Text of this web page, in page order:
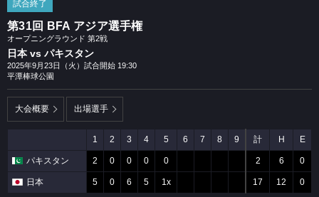
試合終了
第31回 BFA アジア選手権
オープニングラウンド 第2戦
日本 vs パキスタン
2025年9月23日（火）試合開始 19:30
平潭棒球公園
大会概要 出場選手
1 2 3 4 5 6 7 8 9 計 H E
パキスタン 2 0 0 0 0 2 6 0
日本 5 0 6 5 1x 17 12 0